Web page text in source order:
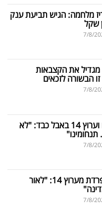
מלחמה: הגיש תביעת ענק
7/8/
מגדיל את הקצבאות
הבשורה לזכאים
7/8/
יעקב ברדוגו וערוץ 14 באבל כבד: "לא
7/8/
מגי טביבי נפרדת מערוץ 14: "לאור
7/8/